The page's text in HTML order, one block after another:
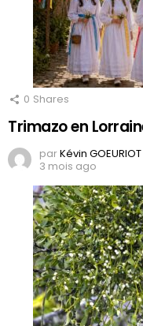
0 Shares
Trimazo en
parKévin GOEURIOT
3 mois ago